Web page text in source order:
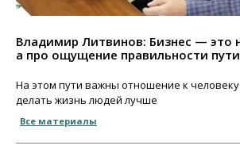
Владимир Литвинов: Бизнес — это
а про ощущение правильности пути
На этом пути важны отношение к
делать жизнь людей лучше
Все материалы